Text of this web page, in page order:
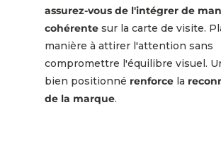
assurez-vous de l'intégrer de
cohérentesur la carte de visite.
manière à attirer l'attention sans
compromettre l'équilibre visuel.
bien positionné renforcela
de la marque.